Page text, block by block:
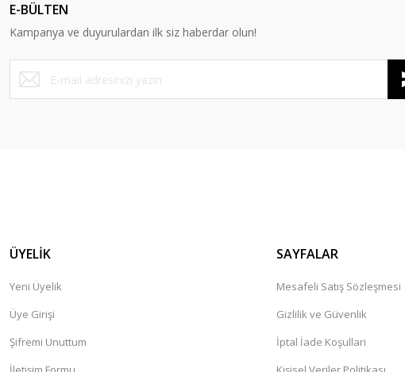
Ürün bilgilerinde hatalar bulunuyor.
Ürün fiyatı diğer sitelerden daha pahalı.
Bu ürüne benzer farklı alternatifler olmalı.
E-BÜLTEN
Kampanya ve duyurulardan ilk siz haberdar olun!
ÜYELİK
Yeni Üyelik
Üye Girişi
Şifremi Unuttum
SAYFALAR
Mesafeli Satış Sözleşmesi
Gizlilik ve Güvenlik
İptal İade Koşullari